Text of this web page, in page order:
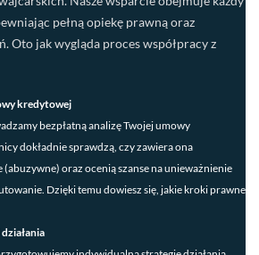
pełną opiekę prawną oraz
Oto jak wygląda proces współpracy z
kredytowej
bezpłatną analizę Twojej umowy
dokładnie sprawdzą, czy zawiera ona
oraz ocenią szanse na unieważnienie
Dzięki temu dowiesz się, jakie kroki prawne